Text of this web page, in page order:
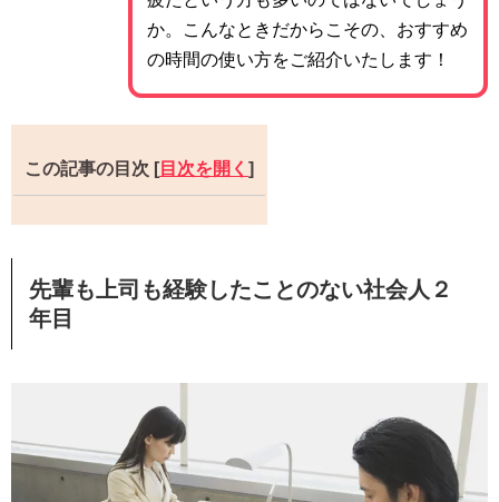
か。こんなときだからこその、おすすめ
の時間の使い方をご紹介いたします！
この記事の目次 [目次を開く ]
先輩も上司も経験したことのない社会人２
年目